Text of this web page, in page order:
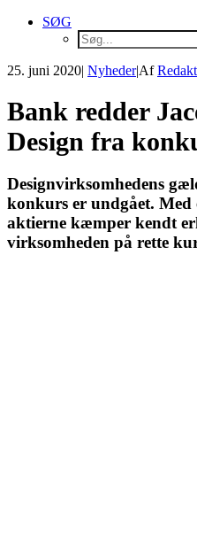
SØG
25. juni 2020| Nyheder|Af
Bank redder
Design fra
Designvirksomhedens
konkurs er undgået. Med
aktierne kæmper kendt
virksomheden på rette